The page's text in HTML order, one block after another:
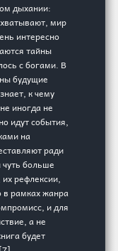
дыхании:
мир
интересно
тайны
с богами. В
будущие
к чему
иногда не
идут события,
на
ради
больше
рефлексии,
в рамках жанра
и для
а не
будет